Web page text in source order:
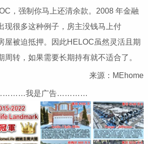
，强制你马上还清余款。2008 年金融
现很多这种例子，房主没钱马上付
屋被迫抵押。因此HELOC虽然灵活且期
周转，如果需要长期持有就不适合了。
来源：MEhome
我是广告…………